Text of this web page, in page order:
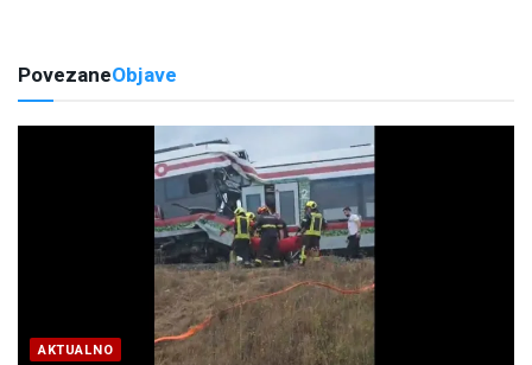
PovezaneObjave
AKTUALNO